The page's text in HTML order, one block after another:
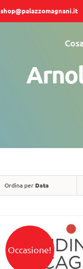
shop@palazzomagnani.it
Ordina per Data
Occasione!